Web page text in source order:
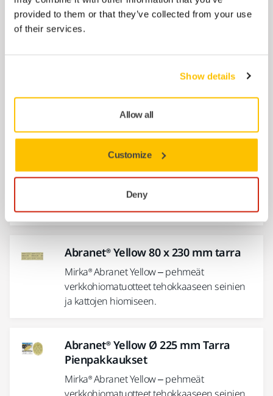
provided to them or that they’ve collected from your use
of their services.
Show details
Allow all
Customize
Deny
product for dust-free sanding. Abranet is
suitable for sanding putty,...
product for dust-free sanding. Abranet is
suitable for sanding putty,...
Abranet® Yellow Ø 225 mm tarra
Mirka® Abranet Yellow – pehmeät
verkkohiomatuotteet tehokkaaseen seinien
ja kattojen hiomiseen.
Abranet® Yellow 80 x 230 mm tarra
Mirka® Abranet Yellow – pehmeät
verkkohiomatuotteet tehokkaaseen seinien
ja kattojen hiomiseen.
Abranet® Yellow Ø 225 mm Tarra
Pienpakkaukset
Mirka® Abranet Yellow – pehmeät